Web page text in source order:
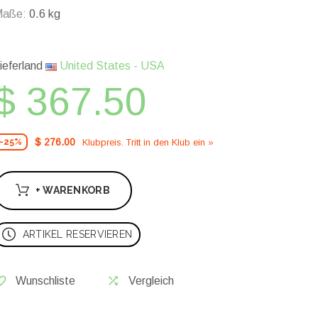
0.6 kg
United States - USA
367.50
-25% $ 276.00 Klubpreis. Tritt in den Klub ein »
+ WARENKORB
ARTIKEL RESERVIEREN
Wunschliste Vergleich